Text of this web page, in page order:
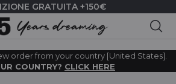
GRATUITA +150€
order from your country [United States].
COUNTRY? CLICK HERE